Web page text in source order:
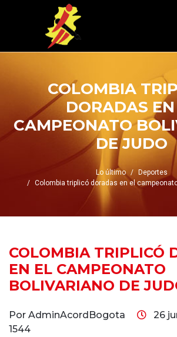
COLOMBIA
DORADAS
CAMPEONATO
DE JUDO
Lo último
Deportes
Colombia triplicó doradas en el
COLOMBIA TRIPLICÓ
EN EL CAMPEONATO
BOLIVARIANO DE
Por AdminAcordBogota
26
1544